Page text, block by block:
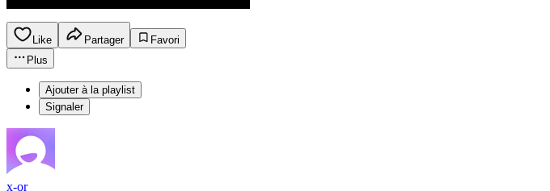
Like Partager
Favori
Plus
Ajouter à la playlist
Signaler
x-or